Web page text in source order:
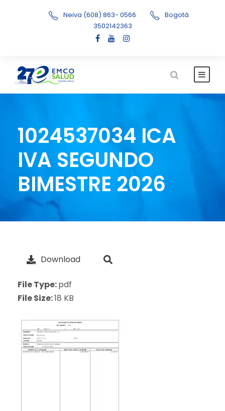
Neiva (608) 863- 0566
Bogotá
3502142363
1024537034 ICA
IVA SEGUNDO
BIMESTRE 2026
Download
File Type:pdf
File Size:18 KB